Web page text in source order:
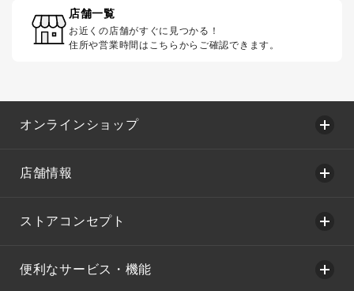
店舗一覧
お近くの店舗がすぐに見つかる！
住所や営業時間はこちらからご確認できます。
オンラインショップ
店舗情報
ストアコンセプト
便利なサービス・機能